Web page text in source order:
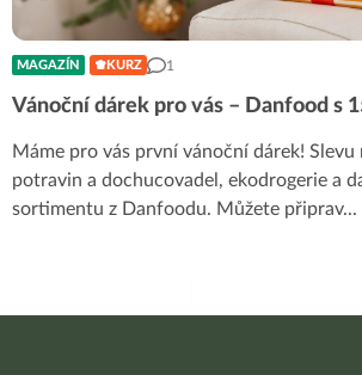
MAGAZÍN KURZ 1
Vánoční dárek pro vás – Danfood s
Máme pro vás první vánoční dárek! Slevu
potravin a dochucovadel, ekodrogerie a
sortimentu z Danfoodu. Můžete připrav...